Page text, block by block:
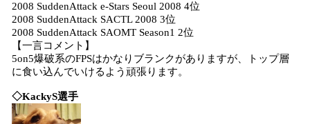
2008 SuddenAttack e-Stars Seoul 2008 4位
2008 SuddenAttack SACTL 2008 3位
2008 SuddenAttack SAOMT Season1 2位
【一言コメント】
5on5爆破系のFPSはかなりブランクがありますが、トップ層
に食い込んでいけるよう頑張ります。
◇KackyS選手